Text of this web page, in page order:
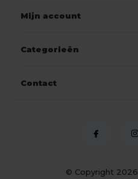
Mijn account
Categorieën
Contact
© Copyright 2026